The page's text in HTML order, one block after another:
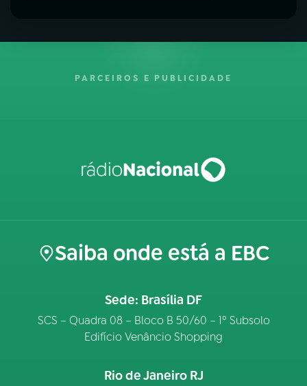
PARCEIROS E PUBLICIDADE
Saiba onde está a EBC
Sede: Brasília DF
SCS – Quadra 08 – Bloco B 50/60 – 1º Subsolo
Edifício Venâncio Shopping
Rio de Janeiro RJ